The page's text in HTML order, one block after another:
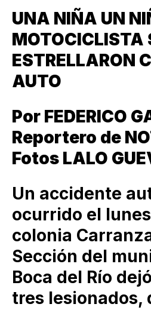
UNA NIÑA UN
MOTOCICLISTA
ESTRELLARON
AUTO
Por FEDERICO
Reportero de
Fotos LALO
Un accidente
ocurrido el
colonia
Sección del
Boca del Río
tres lesionados,